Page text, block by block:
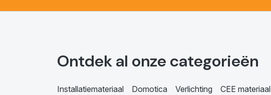
Ontdek al onze categorieën
Installatiemateriaal Domotica Verlichting CEE materiaal